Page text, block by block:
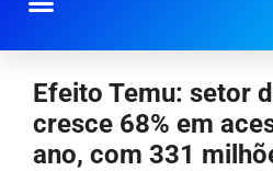
Efeito Temu: setor
cresce 68% em
ano, com 331